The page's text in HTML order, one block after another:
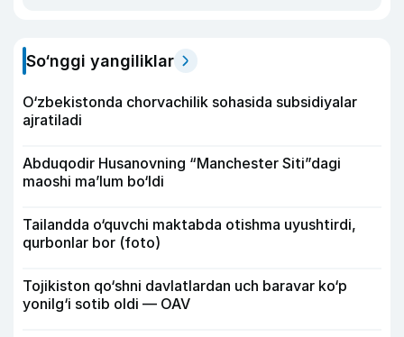
So‘nggi yangiliklar
O‘zbekistonda chorvachilik sohasida subsidiyalar
ajratiladi
Abduqodir Husanovning “Manchester Siti”dagi
maoshi ma’lum bo‘ldi
Tailandda o‘quvchi maktabda otishma uyushtirdi,
qurbonlar bor (foto)
Tojikiston qo‘shni davlatlardan uch baravar ko‘p
yonilg‘i sotib oldi — OAV